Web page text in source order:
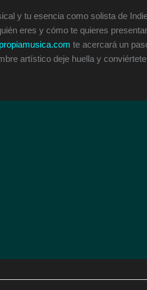
y tu esencia como solista de
eres y cómo te quieres
te acercará un
artístico deje huella y